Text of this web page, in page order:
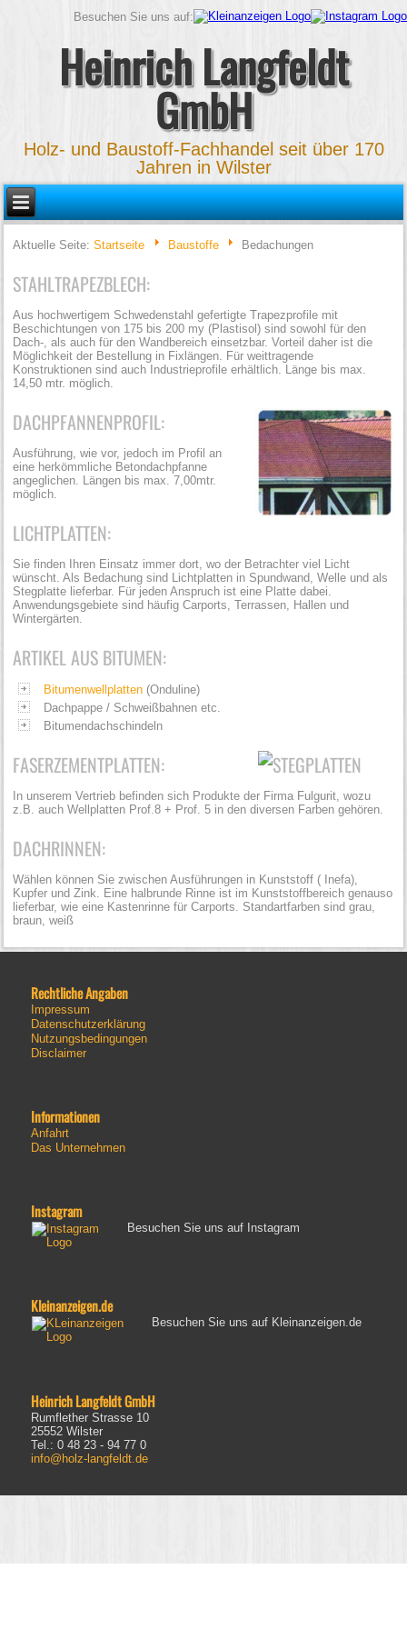
Besuchen Sie uns auf:
Heinrich Langfeldt
GmbH
Holz- und Baustoff-Fachhandel seit über 170
Jahren in Wilster
Aktuelle Seite:Startseite Baustoffe Bedachungen
STAHLTRAPEZBLECH:
Aus hochwertigem Schwedenstahl gefertigte Trapezprofile mit
Beschichtungen von 175 bis 200 my (Plastisol) sind sowohl für den
Dach-, als auch für den Wandbereich einsetzbar. Vorteil daher ist die
Möglichkeit der Bestellung in Fixlängen. Für weittragende
Konstruktionen sind auch Industrieprofile erhältlich. Länge bis max.
14,50 mtr. möglich.
DACHPFANNENPROFIL:
Ausführung, wie vor, jedoch im Profil an
eine herkömmliche Betondachpfanne
angeglichen. Längen bis max. 7,00mtr.
möglich.
LICHTPLATTEN:
Sie finden Ihren Einsatz immer dort, wo der Betrachter viel Licht
wünscht. Als Bedachung sind Lichtplatten in Spundwand, Welle und als
Stegplatte lieferbar. Für jeden Anspruch ist eine Platte dabei.
Anwendungsgebiete sind häufig Carports, Terrassen, Hallen und
Wintergärten.
ARTIKEL AUS BITUMEN:
Bitumenwellplatten (Onduline)
Dachpappe / Schweißbahnen etc.
Bitumendachschindeln
FASERZEMENTPLATTEN:
In unserem Vertrieb befinden sich Produkte der Firma Fulgurit, wozu
z.B. auch Wellplatten Prof.8 + Prof. 5 in den diversen Farben gehören.
DACHRINNEN:
Wählen können Sie zwischen Ausführungen in Kunststoff ( Inefa),
Kupfer und Zink. Eine halbrunde Rinne ist im Kunststoffbereich genauso
lieferbar, wie eine Kastenrinne für Carports. Standartfarben sind grau,
braun, weiß
Rechtliche Angaben
Impressum
Datenschutzerklärung
Nutzungsbedingungen
Disclaimer
Informationen
Anfahrt
Das Unternehmen
Instagram
Besuchen Sie uns auf Instagram
Kleinanzeigen.de
Besuchen Sie uns auf Kleinanzeigen.de
Heinrich Langfeldt GmbH
Rumflether Strasse 10
25552 Wilster
Tel.: 0 48 23 - 94 77 0
info@holz-langfeldt.de